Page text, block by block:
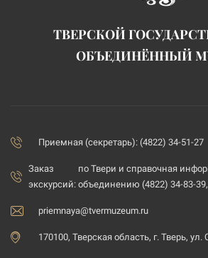
ТВЕРСКОЙ
ОБЪЕДИНЁННЫЙ
Приемная (секретарь): (4822) 34-51-27
Заказ
экскурсий:
по Твери и справочная
объединению (4822) 34-83-
priemnaya@tvermuzeum.ru
170100, Тверская область, г. Тверь, ул.